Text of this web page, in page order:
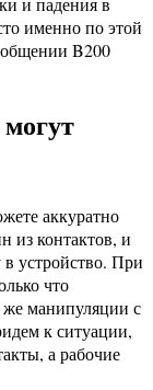
именно по этой
B200
аккуратно
из контактов, и
устройство. При
что
же манипуляции с
к ситуации,
а рабочие